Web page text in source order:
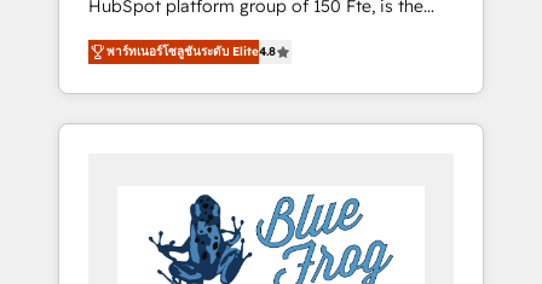
rigorous process for CRM, Solutions
Architecture, Onboarding , Data Migration,
Custom Integration & Platform Enablement -
Onboarded over 500 businesses to HubSpot
-Top 1% of partners worldwide -In-house
HubSpot. www.bbdboom.com
HubSpot platform group of 150 Fte, is the
trusted Elite HubSpot CRM Partner offering
you a roadmap on maximizing EBITDA and
achieving Commercial Excellence. With our
targeted processes, we strengthen your
Implementation partner, we provide
expertise to drive your business forward.
Since 2015 we are fully dedicated to
พาร์ทเนอร์โซลูชันระดับ Elite4.8